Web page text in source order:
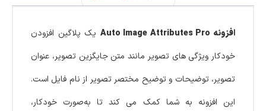
افزونه Auto Image Attributes Pro
یک پلاگین افزودن
خودکار ویژگی های تصویر مانند متن جایگزین تصویر، عنوان
تصویر، توضیحات و توضیح مختصر تصویر از نام فایل است.
این افزونه به شما کمک می کند تا به‌صورت خودکار،